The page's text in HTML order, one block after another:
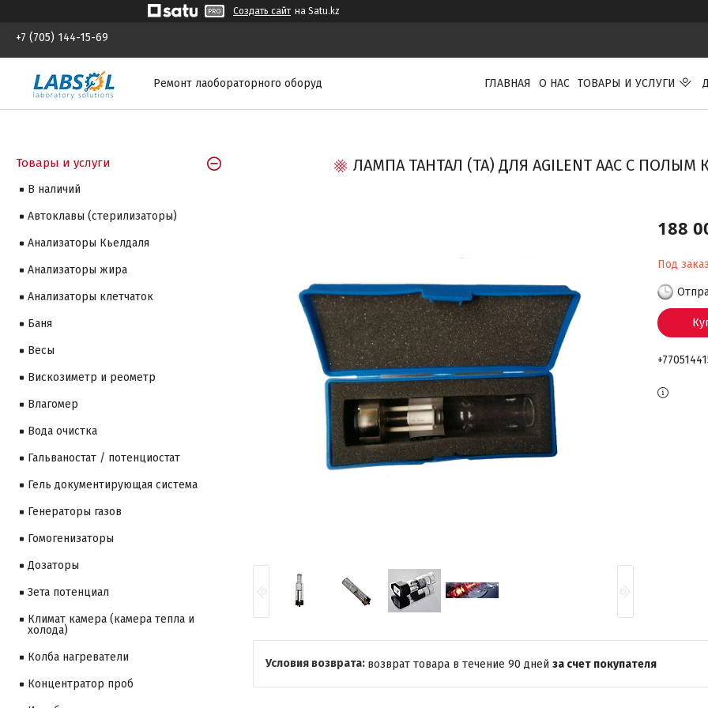
Создать сайт на Satu.kz
+7 (705) 144-15-69
Ремонт лаобораторного оборуд ГЛАВНАЯ О НАС ТОВАРЫ И УСЛУГИ
ЛАМПА ТАНТАЛ (TA) ДЛЯ AGILENT ААС С ПОЛЫМ
188
Под
возврат товара в течение 90 дней за счет покупателя
Товары и услуги
В наличий
Автоклавы (стерилизаторы)
Анализаторы Кьелдаля
Анализаторы жира
Анализаторы клетчаток
Баня
Весы
Вискозиметр и реометр
Влагомер
Вода очистка
Гальваностат / потенциостат
Гель документирующая система
Генераторы газов
Гомогенизаторы
Дозаторы
Зета потенциал
Климат камера (камера тепла и
холода)
Колба нагреватели
Концентратор проб